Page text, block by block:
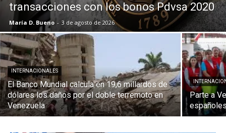
transacciones con los bonos Pdvsa 2020
María D. Bueno - 3 de agosto de 2026
INTERNACIONALES
El Banco Mundial calcula en 19,6 millardos de
dólares los daños por el doble terremoto en
Venezuela
Parte a